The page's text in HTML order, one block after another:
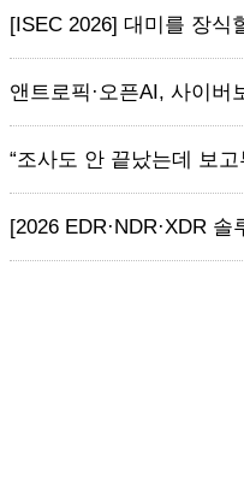
[ISEC 2026] 대미를 장식
앤트로픽·오픈AI, 사이버
“조사도 안 끝났는데 보
[2026 EDR·NDR·XDR